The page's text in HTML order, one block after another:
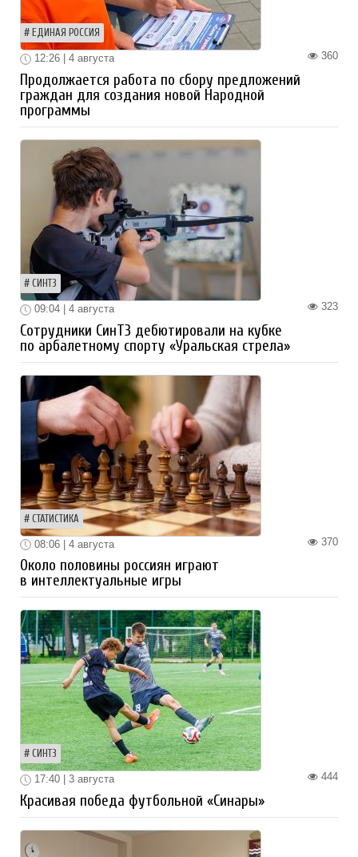
ЕДИНАЯ РОССИЯ
360
12:26 | 4 августа
Продолжается работа по сбору предложений
граждан для создания новой Народной
программы
СИНТЗ
323
09:04 | 4 августа
Сотрудники СинТЗ дебютировали на кубке
по арбалетному спорту «Уральская стрела»
СТАТИСТИКА
370
08:06 | 4 августа
Около половины россиян играют
в интеллектуальные игры
СИНТЗ
444
17:40 | 3 августа
Красивая победа футбольной «Синары»